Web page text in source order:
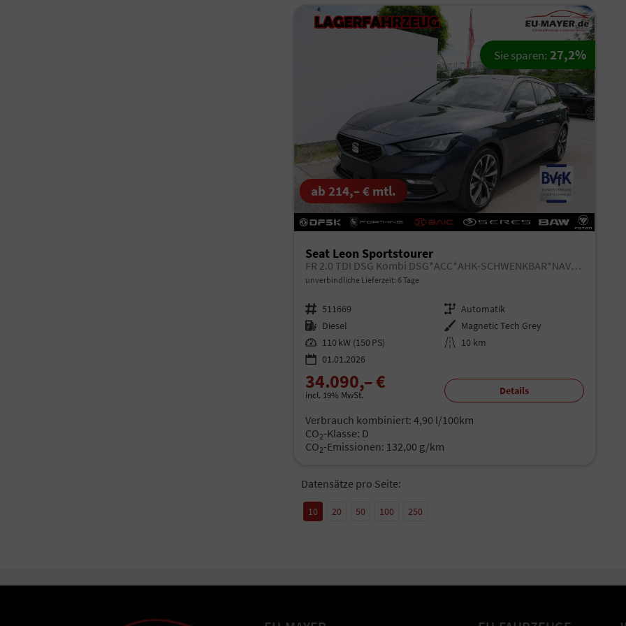
ab 214,– € mtl.
Seat Leon Sportstourer
FR 2.0 TDI DSG Kombi DSG*ACC*AHK-SCHWENKBAR*NAVI*RFK*FULL LINK*TRAVEL ASSIST*
unverbindliche Lieferzeit: 6 Tage
Fahrzeugnr. 511669 Getriebe Automatik
Kraftstoff Diesel Außenfarbe Magnetic Tech Grey
Leistung 110 kW (150 PS) Kilometerstand 10 km
01.01.2026
34.090,– €
incl. 19% MwSt.
Sie sparen: 27,2%
Details
Verbrauch kombiniert:4,90 l/100km
CO2-Klasse: D
CO2-Emissionen: 132,00 g/km
Datensätze pro Seite:
10 20 50 100 250